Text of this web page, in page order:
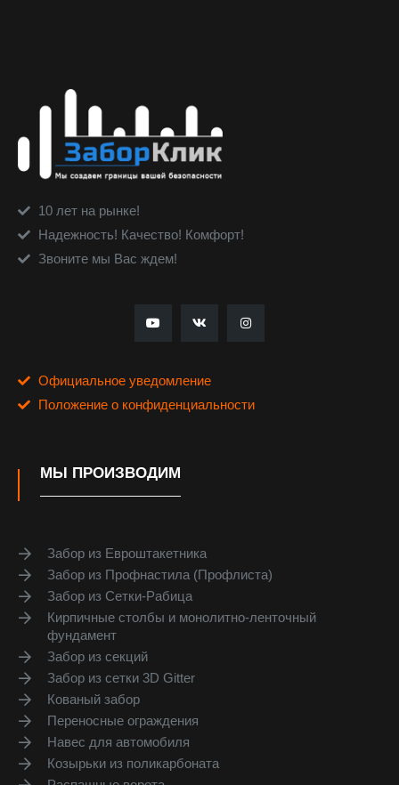
10 лет на рынке!
Надежность! Качество! Комфорт!
Звоните мы Вас ждем!
Официальное уведомление
Положение о конфиденциальности
МЫ ПРОИЗВОДИМ
Забор из Евроштакетника
Забор из Профнастила (Профлиста)
Забор из Сетки-Рабица
Кирпичные столбы и монолитно-ленточный
фундамент
Забор из секций
Забор из сетки 3D Gitter
Кованый забор
Переносные ограждения
Навес для автомобиля
Козырьки из поликарбоната